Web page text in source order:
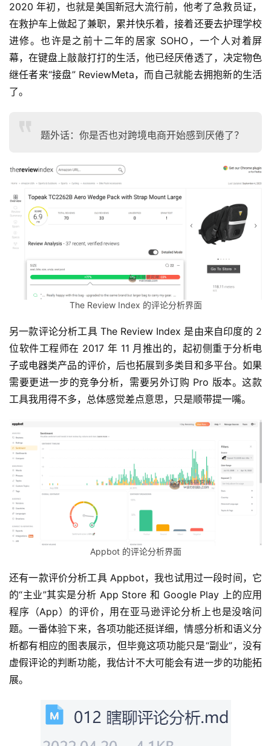
首
页
数
字
营
销
登录
2020 年初，也就是美国新冠大流行前，他考了急救员证，
在救护车上做起了兼职，累并快乐着，接着还要去护理学校
进修。也许是之前十二年的居家 SOHO，一个人对着屏
幕，在键盘上敲敲打打的生活，他已经厌倦透了，决定物色
继任者来“接盘” ReviewMeta，而自己就能去拥抱新的生活
了。
题外话：你是否也对跨境电商开始感到厌倦了？
The Review Index 的评论分析界面
另一款评论分析工具 The Review Index 是由来自印度的 2
位软件工程师在 2017 年 11 月推出的，起初侧重于分析电
子或电器类产品的评价，后也拓展到多类目和多平台。如果
需要更进一步的竞争分析，需要另外订购 Pro 版本。这款
工具我用得不多，总体感觉差点意思，只是顺带提一嘴。
Appbot 的评论分析界面
还有一款评价分析工具 Appbot，我也试用过一段时间，它
的“主业”其实是分析 App Store 和 Google Play 上的应用
程序（App）的评价，用在亚马逊评论分析上也是没啥问
题。一番体验下来，各项功能还挺详细，情感分析和语义分
析都有相应的图表展示，但毕竟这项功能只是“副业”，没有
虚假评论的判断功能，我估计不大可能会有进一步的功能拓
展。